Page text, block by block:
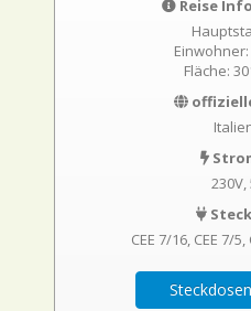
Reise
Einwohner:
Fläche:
230V,
CEE 7/16 CEE 7/5